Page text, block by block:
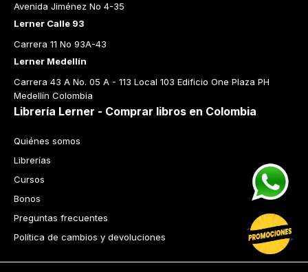
Avenida Jiménez No 4-35
Lerner Calle 93
Carrera 11 No 93A-43
Lerner Medellín
Carrera 43 A No. 05 A - 113 Local 103 Edificio One Plaza PH
Medellín Colombia
Librería Lerner - Comprar libros en Colombia
Quiénes somos
Librerías
Cursos
Bonos
Preguntas frecuentes
Política de cambios y devoluciones